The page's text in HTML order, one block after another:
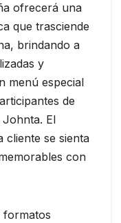
ofrecerá una
que trasciende
brindando a
y
menú especial
de
El
cliente se sienta
con
formatos